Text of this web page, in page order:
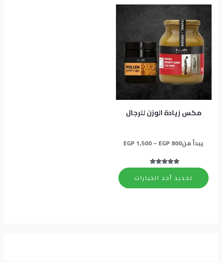
مكس زيادة الوزن للرجال
يبدأ من EGP 800
–
EGP1,500
نطاق
السعر:
من 5
تحديد أحد الخيارات
العديد
المنتج.
يمكن